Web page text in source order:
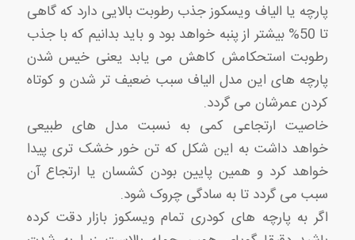
پارچه یا الیاف ویسکوز جذب رطوبت بالایی دارد که گاهی
تا 50% بیشتر از پنبه خواهد بود و باید بدانیم که با جذب
رطوبت استحکامش کاهش می یابد یعنی خیس شدن
پارچه های این مدل الیاف سبب ضعیف تر شدن و کوتاه
کردن عمرشان می گردد.
خاصیت ارتجاعی کمی به نسبت مدل های طبیعی
خواهد داشت به این شکل که تن خور خشک تری پیدا
خواهد کرد و همین پایین بودن کشسان یا ارتجاع آن
سبب می گردد تا به سادگی چروک شود.
اگر به پارچه های کودری تمام ویسکوز بازار دقت کرده